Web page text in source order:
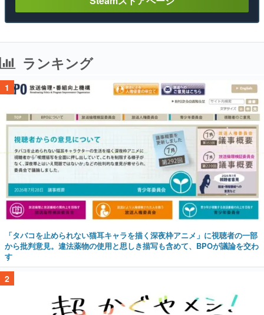
ランキング
1
「タバコを止められない猫耳キャラを描く深夜枠アニメ」に視聴者の一部
から批判意見。違法薬物の使用と思しき描写も含めて、BPOが議論を交わ
す
2